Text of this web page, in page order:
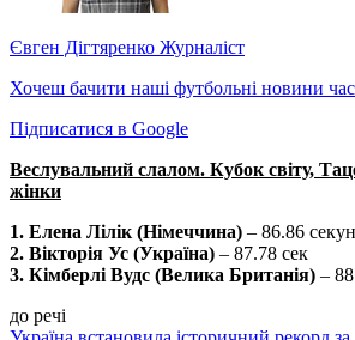
Євген Дігтяренко Журналіст
Хочеш бачити наші футбольні новини
Підписатися в Google
Веслувальний слалом. Кубок світу,
жінки
1. Елена Лілік (Німеччина) – 86.86
2. Вікторія Ус (Україна) – 87.78 сек
3. Кімберлі Вудс (Велика Британія) –
до речі